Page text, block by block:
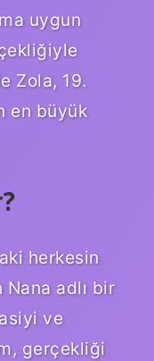
uygun
Zola, 19.
en büyük
herkesin
adlı bir
ve
gerçekliği